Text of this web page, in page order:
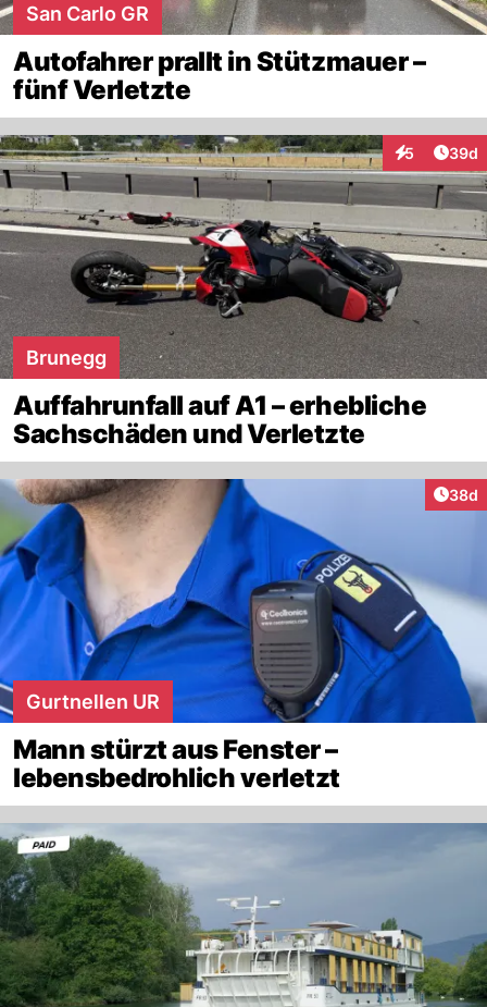
San Carlo GR
Autofahrer prallt in Stützmauer –
fünf Verletzte
5
Interaktionen
39d
Brunegg
Auffahrunfall auf A1 – erhebliche
Sachschäden und Verletzte
38d
Gurtnellen UR
Mann stürzt aus Fenster –
lebensbedrohlich verletzt